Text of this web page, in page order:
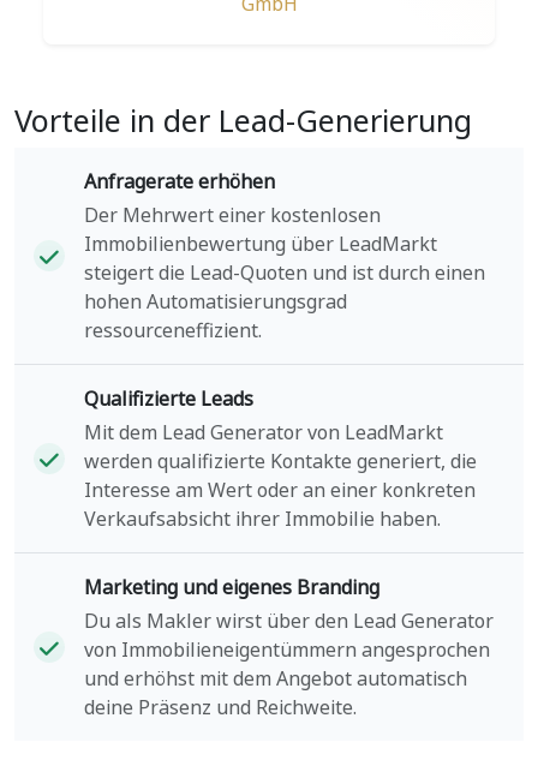
Vorteile in der Lead-Generierung
Anfragerate erhöhen
Der Mehrwert einer kostenlosen
Immobilienbewertung über LeadMarkt
steigert die Lead-Quoten und ist durch einen
hohen Automatisierungsgrad
ressourceneffizient.
Qualifizierte Leads
Mit dem Lead Generator von LeadMarkt
werden qualifizierte Kontakte generiert, die
Interesse am Wert oder an einer konkreten
Verkaufsabsicht ihrer Immobilie haben.
Marketing und eigenes Branding
Du als Makler wirst über den Lead Generator
von Immobilieneigentümmern angesprochen
und erhöhst mit dem Angebot automatisch
deine Präsenz und Reichweite.